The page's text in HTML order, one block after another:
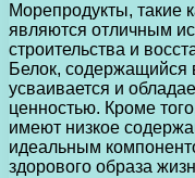
Морепродукты, такие
являются отличным
строительства и
Белок, содержащийся
усваивается и
ценностью. Кроме
имеют низкое
идеальным
здорового образа